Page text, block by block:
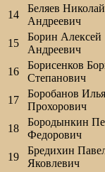
14
Беляев Николай
Андреевич
15
Борин Алексей
Андреевич
16
Борисенков
Степанович
17
Боробанов Илья
Прохорович
18
Бородынкин
Федорович
19
Бредихин
Яковлевич